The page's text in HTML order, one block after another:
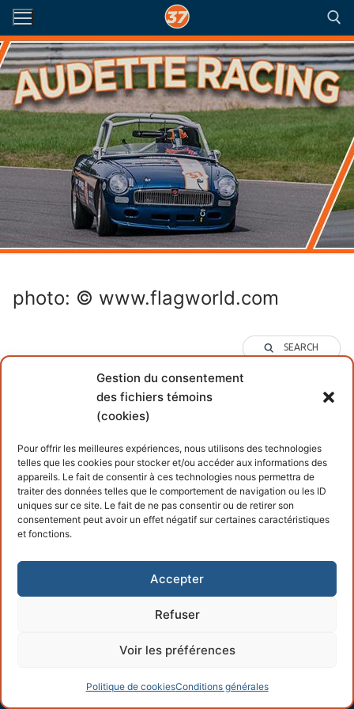
Gestion du consentement
des fichiers témoins
(cookies)
Pour offrir les meilleures expériences, nous utilisons des technologies
telles que les cookies pour stocker et/ou accéder aux informations des
appareils. Le fait de consentir à ces technologies nous permettra de
traiter des données telles que le comportement de navigation ou les ID
uniques sur ce site. Le fait de ne pas consentir ou de retirer son
consentement peut avoir un effet négatif sur certaines caractéristiques
et fonctions.
Accepter
Refuser
Voir les préférences
Politique de cookiesConditions générales
Aller
au
contenu
Rechercher :
photo: © www.flagworld.com
SEARCH
Copyright © 2026 – Propulsé par Customify